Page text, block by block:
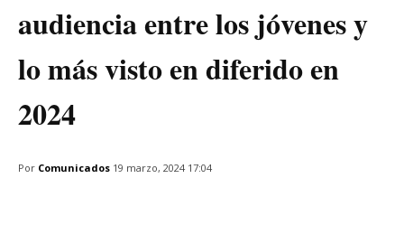
audiencia entre los jóvenes y
lo más visto en diferido en
2024
Por Comunicados 19 marzo, 2024 17:04